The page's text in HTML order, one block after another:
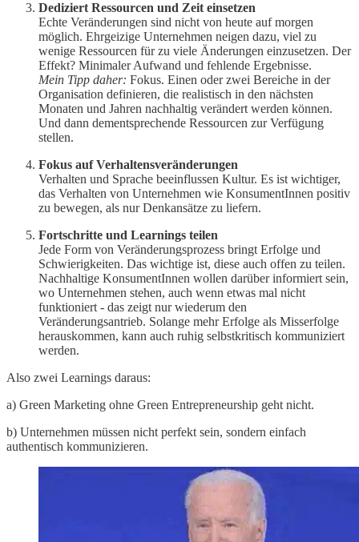
Dediziert Ressourcen und Zeit einsetzen
Echte Veränderungen sind nicht von heute auf morgen
möglich. Ehrgeizige Unternehmen neigen dazu, viel zu
wenige Ressourcen für zu viele Änderungen einzusetzen. Der
Effekt? Minimaler Aufwand und fehlende Ergebnisse.
Mein Tipp daher: Fokus. Einen oder zwei Bereiche in der
Organisation definieren, die realistisch in den nächsten
Monaten und Jahren nachhaltig verändert werden können.
Und dann dementsprechende Ressourcen zur Verfügung
stellen.
Fokus auf Verhaltensveränderungen
Verhalten und Sprache beeinflussen Kultur. Es ist wichtiger,
das Verhalten von Unternehmen wie KonsumentInnen positiv
zu bewegen, als nur Denkansätze zu liefern.
Fortschritte und Learnings teilen
Jede Form von Veränderungsprozess bringt Erfolge und
Schwierigkeiten. Das wichtige ist, diese auch offen zu teilen.
Nachhaltige KonsumentInnen wollen darüber informiert sein,
wo Unternehmen stehen, auch wenn etwas mal nicht
funktioniert - das zeigt nur wiederum den
Veränderungsantrieb. Solange mehr Erfolge als Misserfolge
herauskommen, kann auch ruhig selbstkritisch kommuniziert
werden.
Also zwei Learnings daraus:
a) Green Marketing ohne Green Entrepreneurship geht nicht.
b) Unternehmen müssen nicht perfekt sein, sondern einfach
authentisch kommunizieren.